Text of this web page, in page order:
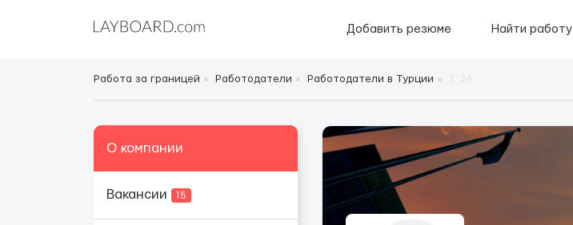
Добавить резюме Найти работу
Работа за границей Работодатели Работодатели в Турции
О компании
Вакансии 15